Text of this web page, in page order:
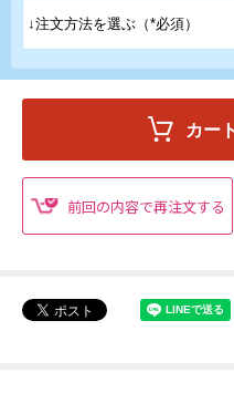
前回の内容で再注文する